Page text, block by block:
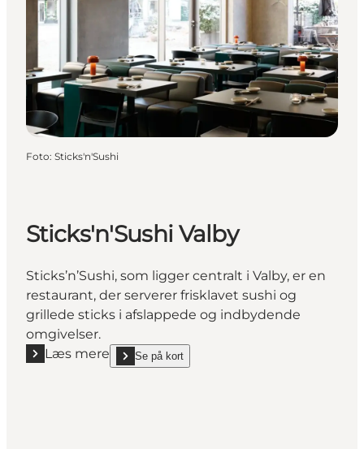
Foto: Sticks'n'Sushi
Sticks'n'Sushi Valby
Sticks’n’Sushi, som ligger centralt i Valby, er en
restaurant, der serverer frisklavet sushi og
grillede sticks i afslappede og indbydende
omgivelser.
Læs mere
Læs mere "Sticks'n'Sushi Valby"
Se på kort
show Sticks'n'Sushi Valby on_map